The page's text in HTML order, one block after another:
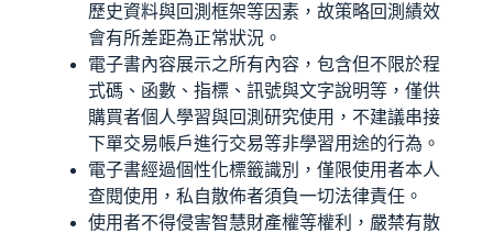
歷史資料與回測框架等因素，故策略回測績效
會有所差距為正常狀況。
電子書內容展示之所有內容，包含但不限於程
式碼、函數、指標、訊號與文字說明等，僅供
購買者個人學習與回測研究使用，不建議串接
下單交易帳戶進行交易等非學習用途的行為。
電子書經過個性化標籤識別，僅限使用者本人
查閱使用，私自散佈者須負一切法律責任。
使用者不得侵害智慧財產權等權利，嚴禁有散